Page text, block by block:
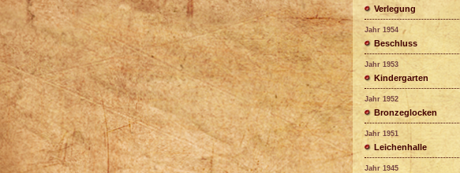
Verlegung
Jahr 1954
Beschluss
Jahr 1953
Kindergarten
Jahr 1952
Bronzeglocken
Jahr 1951
Leichenhalle
Jahr 1945